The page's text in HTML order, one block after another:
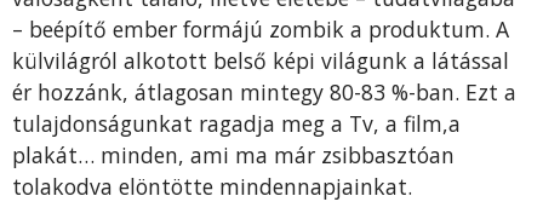
– beépítő ember formájú zombik a produktum. A
külvilágról alkotott belső képi világunk a látással
ér hozzánk, átlagosan mintegy 80-83 %-ban. Ezt a
tulajdonságunkat ragadja meg a Tv, a film,a
plakát… minden, ami ma már zsibbasztóan
tolakodva elöntötte mindennapjainkat.